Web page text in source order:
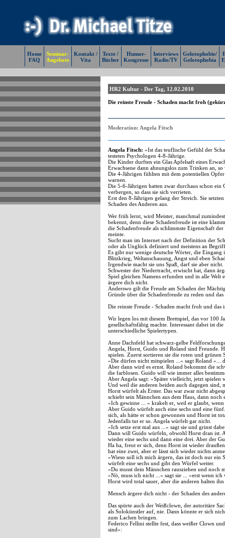
Home
FAQ
Seminar-
Angebote
Kontakt /
Vita
Texte /
Bücher
Humor-
Kongresse
Interviews
Radio/TV
Gelotophobie/
Gelotophobia
HR2 Kultur - Der Tag, 12.02.2010
Die reinste Freude - Schaden macht froh
Moderation: Angela Fitsch
Angela Fitsch: »Ist das teuflische Gefühl der
testeten Psychologen 4-8-Jährige.
Die Kinder durften ein Glas Apfelsaft eines
Erwachsene dann ahnungslos zum Trinken an,
Die 4-Jährigen fühlten mit dem potentiellen
warnen.
Die 5-6-Jährigen hatten zwar durchaus schon
verbergen, so dass sie sich verrieten.
Erst den 8-Jährigen gelang der Streich. Sie
Schaden des Anderen aus.
Wer früh lernt, wird Meister, manchmal
bekennt, denn diese Schadenfreude ist eine
die Schadenfreude als schlimmste Eigenschaft
meinte.
Sucht man im Internet nach der Definition der
oder als Unglück definiert und meistens an
Es gibt nur wenige deutsche Wörter, die
Blitzkrieg, Weltanschauung, Angst und eben
Irgendwie macht sie uns Spaß, darf sie aber
Schwester der Niedertracht, erwischt hat, dann
Spiel gleichen Namens erfunden und in alle
ärgere dich nicht.
Anderswo gilt die Freude am Schaden der
Gründe über die Schadenfreude zu reden und
Die reinste Freude - Schaden macht froh und das
Wir legen los mit diesem Brettspiel, das vor 100
gesellschaftsfähig machte. Interessant dabei ist
unterschiedliche Spielertypen.
Anne Dachsfeld hat schwarz-gelbe
Angela, Horst, Guido und Roland sind Freunde.
spielen. Zuerst sortieren sie die roten und grünen
»Die dürfen nicht mitspielen ...« sagt Roland »...
Aber dann wird es ernst. Roland bekommt die
die farblosen. Guido will wie immer alles
Aber Angela sagt: »Später vielleicht, jetzt spielen
Und weil die anderen beiden auch dagegen sind,
Horst würfelt als Erster. Das war zwar nicht
schiebt sein Männchen aus dem Haus, dann noch
»Ich gewinne ... » krakelt er, weil er glaubt,
Aber Guido würfelt auch eine sechs und eine
sich, als hätte er schon gewonnen und Horst ist
Jedenfalls tut er so. Angela würfelt gar nicht.
»Ich setze erst mal aus ...« sagt sie und grinst
Dann will Guido würfeln, obwohl Horst dran ist.
wieder eine sechs und dann eine drei. Aber der
Ha ha, freut er sich, denn Horst ist wieder
hat eine zwei, aber er lässt sich wieder nichts
»Wieso soll ich mich ärgern, das ist doch nur ein
würfelt eine sechs und gibt den Würfel weiter.
»Du musst dein Männchen rausziehen und noch
»Nö, muss ich nicht ...« sagt sie ... »erst wenn ich
Horst wird total sauer, aber die anderen halten
Mensch ärgere dich nicht - der Schaden des
Das spürte auch der Weißclown, der autoritäre
als Solokünstler auf, nie. Dann könnte er sich
zum Lachen bringen.
Federico Fellini stellte fest, dass weißer Clown
sind«: